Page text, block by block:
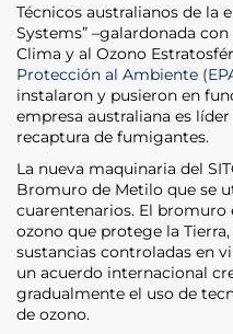
Técnicos australianos de la
Systems” –galardonada
Clima y al Ozono
Protección al Ambiente
instalaron y pusieron en
empresa australiana es
recaptura de fumigantes.
La nueva maquinaria del
Bromuro de Metilo que se
cuarentenarios. El bromuro
ozono que protege la Tierra,
sustancias controladas en
un acuerdo internacional
gradualmente el uso de
de ozono.